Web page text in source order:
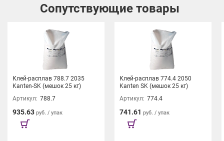
Сопутствующие товары
Клей-расплав 788.7 2035
Kanten-SK (мешок 25 кг)
Артикул: 788.7
935.63 руб. / упак
Клей-расплав 774.4 2050
Kanten SK (мешок 25 кг)
Артикул: 774.4
741.61 руб. / упак